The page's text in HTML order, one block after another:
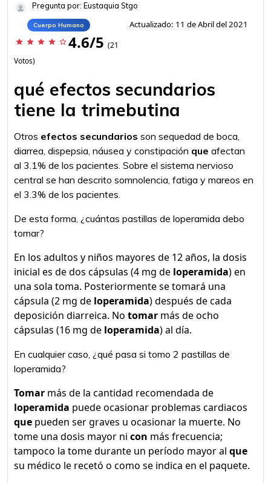
Pregunta por: Eustaquia Stgo
Cuerpo Humano Actualizado: 11 de Abril del 2021
star star star star star_border 4.6/5 (21
Votos)
qué efectos secundarios
tiene la trimebutina
Otros efectos secundarios son sequedad de boca,
diarrea, dispepsia, náusea y constipación que afectan
al 3.1% de los pacientes. Sobre el sistema nervioso
central se han descrito somnolencia, fatiga y mareos en
el 3.3% de los pacientes.
De esta forma, ¿cuántas pastillas de loperamida debo
tomar?
En los adultos y niños mayores de 12 años, la dosis
inicial es de dos cápsulas (4 mg de loperamida) en
una sola toma. Posteriormente se tomará una
cápsula (2 mg de loperamida) después de cada
deposición diarreica. No tomar más de ocho
cápsulas (16 mg de loperamida) al día.
En cualquier caso, ¿qué pasa si tomo 2 pastillas de
loperamida?
Tomar más de la cantidad recomendada de
loperamida puede ocasionar problemas cardiacos
que pueden ser graves u ocasionar la muerte. No
tome una dosis mayor ni con más frecuencia;
tampoco la tome durante un período mayor al que
su médico le recetó o como se indica en el paquete.